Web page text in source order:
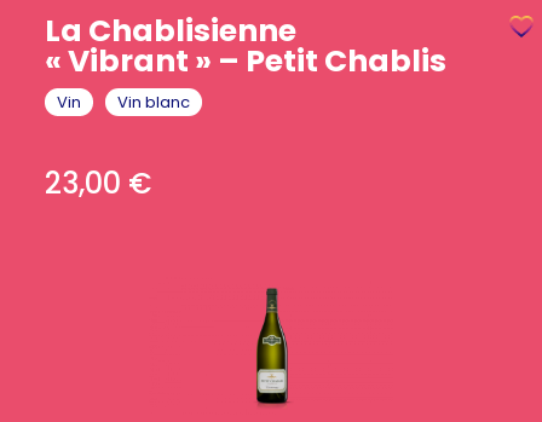
La Chablisienne
« Vibrant » – Petit Chablis
Vin Vin blanc
23,00 €